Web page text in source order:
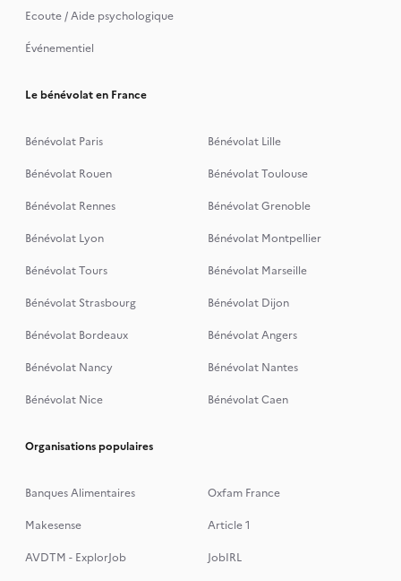
Ecoute / Aide psychologique
Événementiel
Le bénévolat en France
Bénévolat Paris
Bénévolat Lille
Bénévolat Rouen
Bénévolat Toulouse
Bénévolat Rennes
Bénévolat Grenoble
Bénévolat Lyon
Bénévolat Montpellier
Bénévolat Tours
Bénévolat Marseille
Bénévolat Strasbourg
Bénévolat Dijon
Bénévolat Bordeaux
Bénévolat Angers
Bénévolat Nancy
Bénévolat Nantes
Bénévolat Nice
Bénévolat Caen
Organisations populaires
Banques Alimentaires
Oxfam France
Makesense
Article 1
AVDTM - ExplorJob
JobIRL